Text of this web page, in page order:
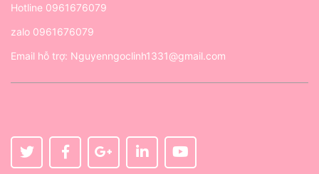
Hotline 0961676079
zalo 0961676079
Email hỗ trợ: Nguyenngoclinh1331@gmail.com